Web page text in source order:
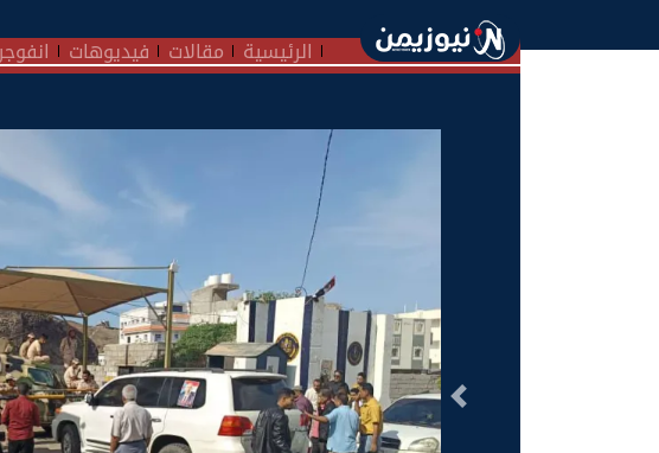
الرئيسية مقالات فيديوهات
السابق